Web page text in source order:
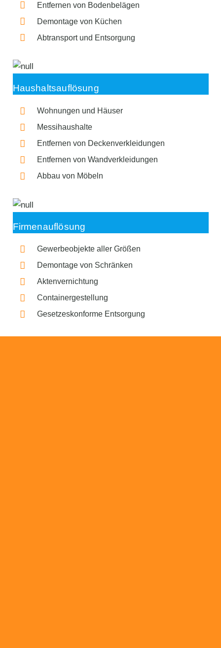
Entfernen von Bodenbelägen
Demontage von Küchen
Abtransport und Entsorgung
Haushaltsauflösung
Wohnungen und Häuser
Messihaushalte
Entfernen von Deckenverkleidungen
Entfernen von Wandverkleidungen
Abbau von Möbeln
Firmenauflösung
Gewerbeobjekte aller Größen
Demontage von Schränken
Aktenvernichtung
Containergestellung
Gesetzeskonforme Entsorgung